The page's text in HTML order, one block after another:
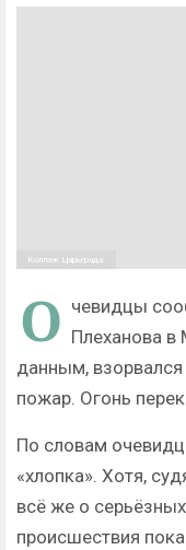
Коллаж Царьграда.
О чевидцы
Плеханова в
данным, взорвался
пожар. Огонь
По словам
«хлопка». Хотя,
всё же о
происшествия